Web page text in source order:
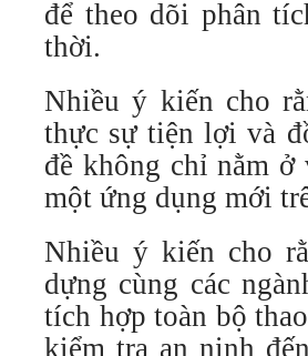
để theo dõi phân
thời.
Nhiều ý kiến cho
thực sự tiện lợi và
đề không chỉ nằm ở
một ứng dụng mới
Nhiều ý kiến cho
dựng cùng các
tích hợp toàn bộ
kiểm tra an ninh